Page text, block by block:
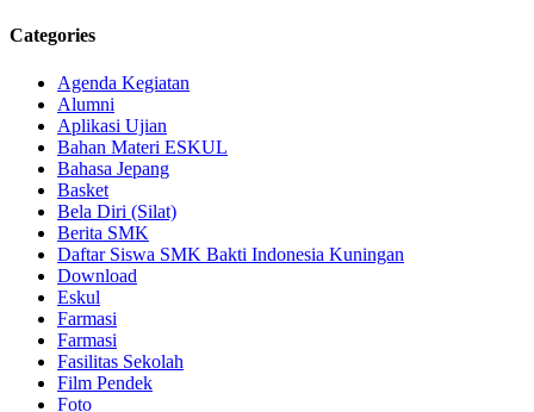
Categories
Agenda Kegiatan
Alumni
Aplikasi Ujian
Bahan Materi ESKUL
Bahasa Jepang
Basket
Bela Diri (Silat)
Berita SMK
Daftar Siswa SMK Bakti Indonesia Kuningan
Download
Eskul
Farmasi
Farmasi
Fasilitas Sekolah
Film Pendek
Foto